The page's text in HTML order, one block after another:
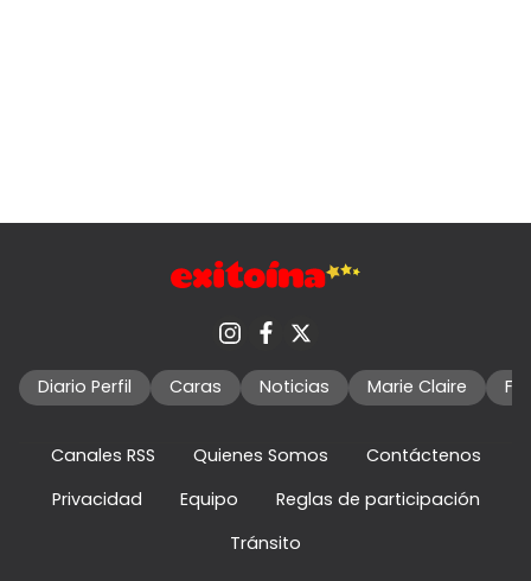
Diario Perfil Caras Noticias Marie Claire
Canales RSS Quienes Somos
Contáctenos
Privacidad
Equipo
Reglas de participación
Tránsito